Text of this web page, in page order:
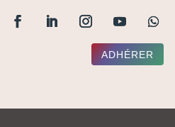
ADHÉRER